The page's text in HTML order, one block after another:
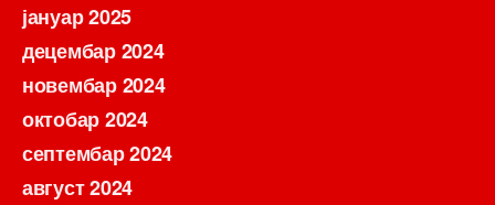
јануар 2025
децембар 2024
новембар 2024
октобар 2024
септембар 2024
август 2024